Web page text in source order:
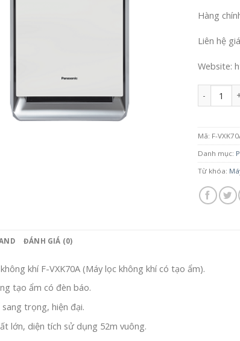
Hàng
Liên hệ
Website:
Mã: F-
Danh mục:
Từ khóa:
ĐÁNH GIÁ (0)
khí F-VXK70A (Máy lọc không khí có tạo ẩm).
tạo ẩm có đèn báo.
trọng, hiện đại.
lớn, diện tích sử dụng 52m vuông.